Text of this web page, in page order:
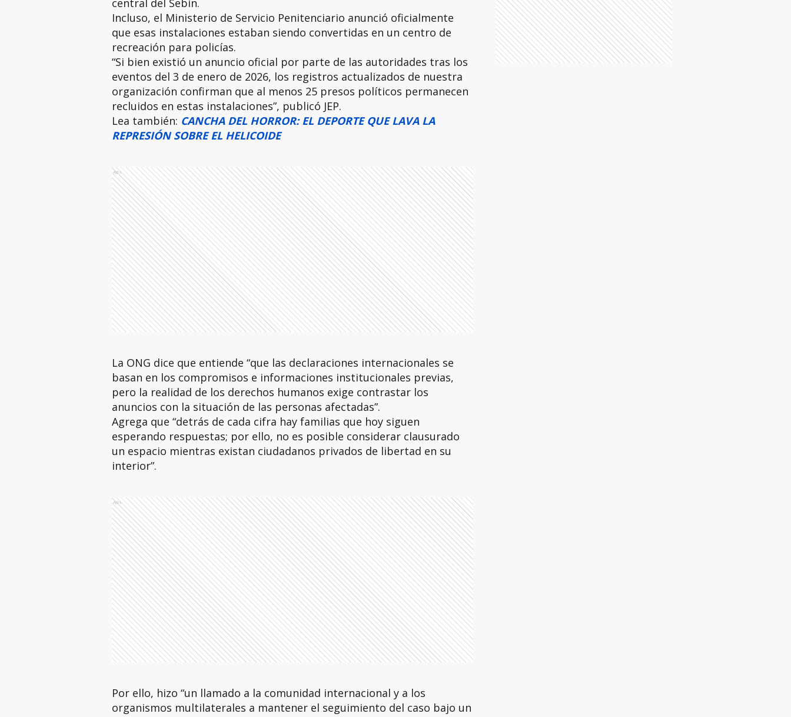
central del Sebin.
Incluso, el Ministerio de Servicio Penitenciario anunció oficialmente
que esas instalaciones estaban siendo convertidas en un centro de
recreación para policías.
“Si bien existió un anuncio oficial por parte de las autoridades tras los
eventos del 3 de enero de 2026, los registros actualizados de nuestra
organización confirman que al menos 25 presos políticos permanecen
recluidos en estas instalaciones”, publicó JEP.
Lea también: CANCHA DEL HORROR: EL DEPORTE QUE LAVA LA
REPRESIÓN SOBRE EL HELICOIDE
Ads
La ONG dice que entiende “que las declaraciones internacionales se
basan en los compromisos e informaciones institucionales previas,
pero la realidad de los derechos humanos exige contrastar los
anuncios con la situación de las personas afectadas”.
Agrega que “detrás de cada cifra hay familias que hoy siguen
esperando respuestas; por ello, no es posible considerar clausurado
un espacio mientras existan ciudadanos privados de libertad en su
interior”.
Ads
Por ello, hizo “un llamado a la comunidad internacional y a los
organismos multilaterales a mantener el seguimiento del caso bajo un